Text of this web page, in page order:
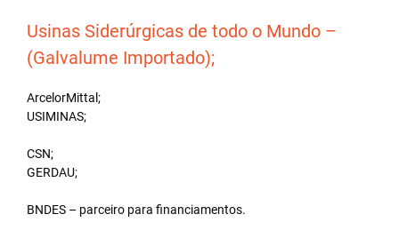
Usinas Siderúrgicas de todo o Mundo –
(Galvalume Importado);
ArcelorMittal;
USIMINAS;
CSN;
GERDAU;
BNDES – parceiro para financiamentos.